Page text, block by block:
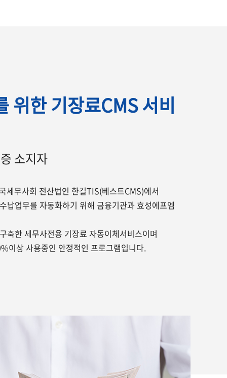
위한 기장료CMS 서비
소지자
세무사회 전산법인 한길TIS(베스트CMS)에서
납업무를 자동화하기 위해 금융기관과 효성에프엠
축한 세무사전용 기장료 자동이체서비스이며
이상 사용중인 안정적인 프로그램입니다.